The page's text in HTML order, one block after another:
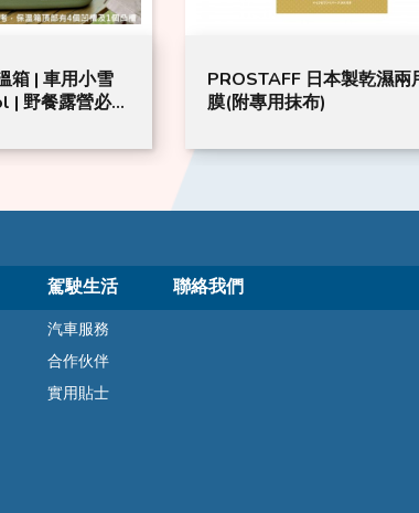
箱 | 車用小雪
| 野餐露營必備
PROSTAFF 日本製乾濕兩用鍍
膜(附專用抹布)
駕駛生活
汽車服務
合作伙伴
實用貼士
聯絡我們